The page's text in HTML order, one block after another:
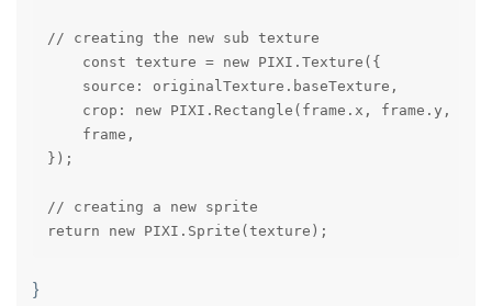
// creating the new sub texture
    const texture = new PIXI.Texture({
    source: originalTexture.baseTexture,
crop: new PIXI.Rectangle(frame.x, frame.y,
    frame,
});
// creating a new sprite
return new PIXI.Sprite(texture);
}